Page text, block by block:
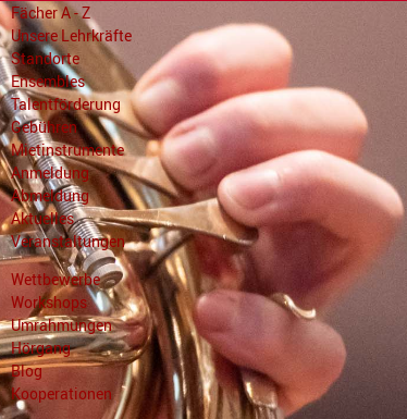
Fächer A - Z
Unsere Lehrkräfte
Standorte
Ensembles
Talentförderung
Gebühren
Mietinstrumente
Anmeldung
Abmeldung
Aktuelles
Veranstaltungen
Wettbewerbe
Workshops
Umrahmungen
Hörgang
Blog
Kooperationen